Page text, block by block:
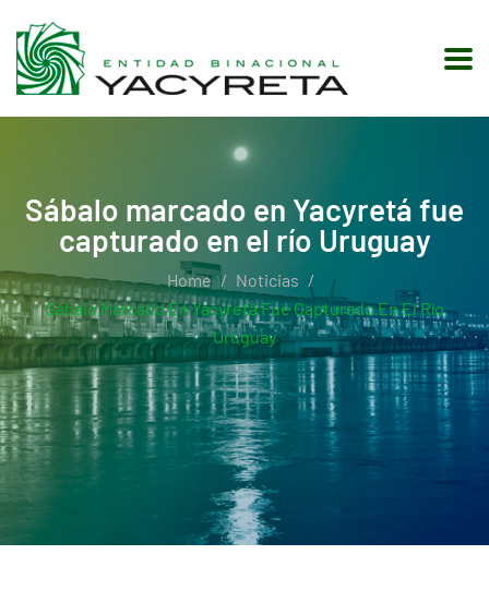
Sábalo marcado en Yacyretá fue
capturado en el río Uruguay
Home
Noticias
Sábalo Marcado En Yacyretá Fue Capturado En El Río
Uruguay